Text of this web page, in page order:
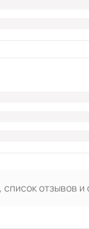
список отзывов